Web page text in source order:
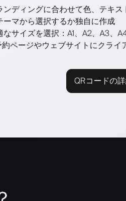
ディングに合わせて色、テキ
マから選択するか独自に作成
サイズを選択：A1、A2、A3、
ページやウェブサイトにクライ
QRコードの